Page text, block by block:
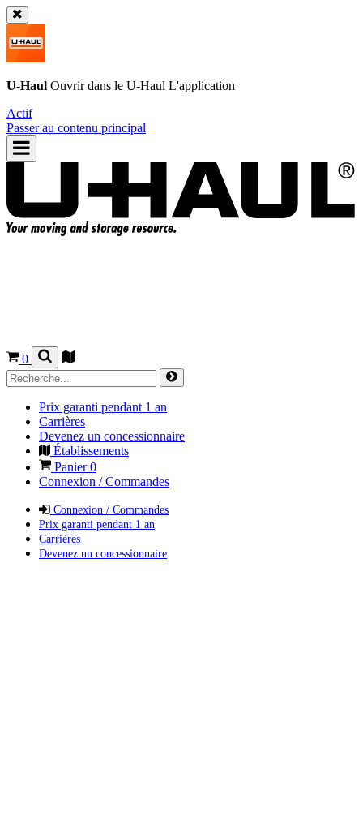
U-Haul Ouvrir dans le U-Haul L'application
Actif
Passer au contenu principal
0
Prix garanti pendant 1 an
Carrières
Devenez un concessionnaire
Établissements
Panier0
Connexion / Commandes
Connexion / Commandes
Prix garanti pendant 1 an
Carrières
Devenez un concessionnaire